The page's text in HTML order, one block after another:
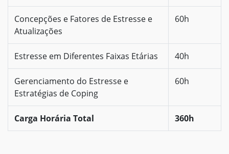
Concepções e Fatores de Estresse e
Atualizações
60h
Estresse em Diferentes Faixas Etárias 40h
Gerenciamento do Estresse e
Estratégias de Coping
60h
Carga Horária Total 360h